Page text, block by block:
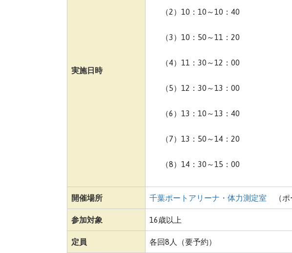
実施日時
（2）10：10～10：40
（3）10：50～11：20
（4）11：30～12：00
（5）12：30～13：00
（6）13：10～13：40
（7）13：50～14：20
（8）14：30～15：00
開催場所 千葉ポートアリーナ・体力測定室 （ポ
参加対象 16歳以上
定員 各回8人（要予約）